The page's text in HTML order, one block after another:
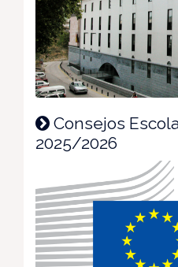
Consejos
2025/2026